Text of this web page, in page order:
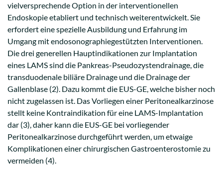
vielversprechende Option in der interventionellen
Endoskopie etabliert und technisch weiterentwickelt. Sie
erfordert eine spezielle Ausbildung und Erfahrung im
Umgang mit endosonographiegestützten Interventionen.
Die drei generellen Hauptindikationen zur Implantation
eines LAMS sind die Pankreas-Pseudozystendrainage, die
transduodenale biliäre Drainage und die Drainage der
Gallenblase (2). Dazu kommt die EUS-GE, welche bisher noch
nicht zugelassen ist. Das Vorliegen einer Peritonealkarzinose
stellt keine Kontraindikation für eine LAMS-Implantation
dar (3), daher kann die EUS-GE bei vorliegender
Peritonealkarzinose durchgeführt werden, um etwaige
Komplikationen einer chirurgischen Gastroenterostomie zu
vermeiden (4).